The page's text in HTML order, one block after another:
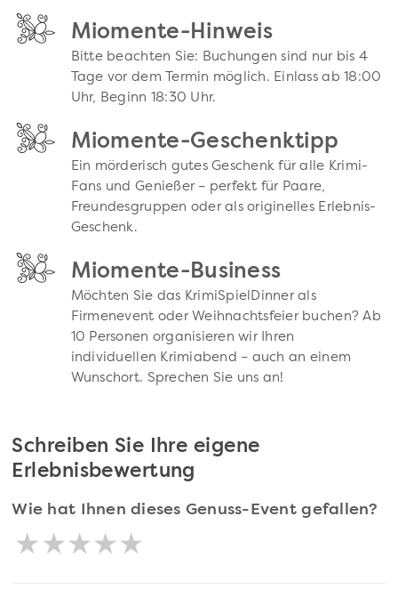
Miomente-Hinweis
Bitte beachten Sie: Buchungen sind nur bis 4
Tage vor dem Termin möglich. Einlass ab 18:00
Uhr, Beginn 18:30 Uhr.
Miomente-Geschenktipp
Ein mörderisch gutes Geschenk für alle Krimi-
Fans und Genießer – perfekt für Paare,
Freundesgruppen oder als originelles Erlebnis-
Geschenk.
Miomente-Business
Möchten Sie das KrimiSpielDinner als
Firmenevent oder Weihnachtsfeier buchen? Ab
10 Personen organisieren wir Ihren
individuellen Krimiabend – auch an einem
Wunschort. Sprechen Sie uns an!
Schreiben Sie Ihre eigene
Erlebnisbewertung
Wie hat Ihnen dieses Genuss-Event gefallen?